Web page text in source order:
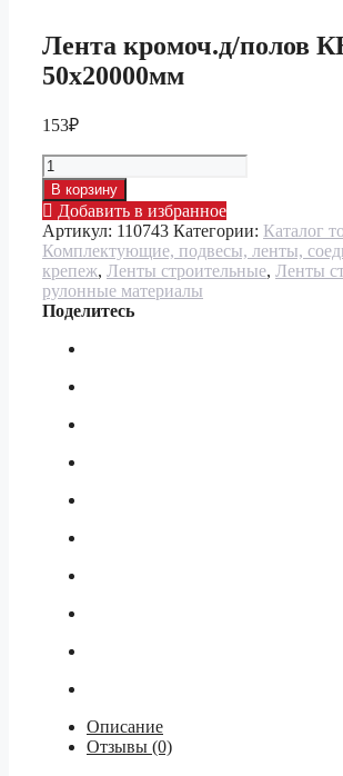
Лента кромоч.д/полов
50х20000мм
153₽
Количество
товара
Лента
кромоч.д/
полов
КНАУФ
50х20000мм
В корзину
Добавить в избранное
Артикул: 110743 Категории: Каталог
Комплектующие, подвесы, ленты,
крепеж, Ленты строительные, Ленты
рулонные материалы
Поделитесь
Описание
Отзывы (0)